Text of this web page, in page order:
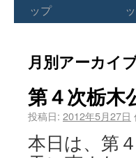
ップ
月別アーカイ
第４次栃木
投稿日: 2012年5月27日
本日は、第